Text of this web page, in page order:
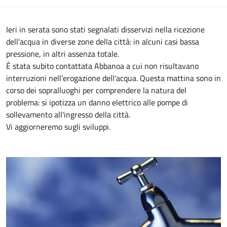
Ieri in serata sono stati segnalati disservizi nella ricezione
dell'acqua in diverse zone della città: in alcuni casi bassa
pressione, in altri assenza totale.
È stata subito contattata Abbanoa a cui non risultavano
interruzioni nell'erogazione dell'acqua. Questa mattina sono in
corso dei sopralluoghi per comprendere la natura del
problema: si ipotizza un danno elettrico alle pompe di
sollevamento all'ingresso della città.
Vi aggiorneremo sugli sviluppi.